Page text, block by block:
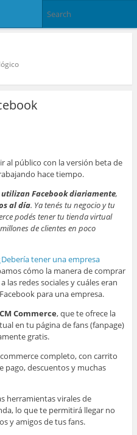
al público con la versión beta de
hace tiempo.
Facebook diariamente,
al día. Ya tenés tu negocio y tu
podés tener tu tienda virtual
de clientes en poco
tener una empresa
cómo la manera de comprar
las redes sociales y cuáles eran
para una empresa.
CM Commerce, que te ofrece la
en tu página de fans (fanpage)
gratis.
completo, con carrito
pago, descuentos y muchas
herramientas virales de
lo que te permitirá llegar no
y amigos de tus fans.